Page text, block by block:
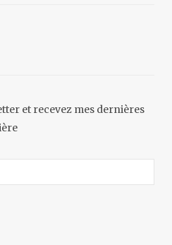
et recevez mes dernières